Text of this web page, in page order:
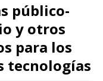
público-
y otros
para los
tecnologías